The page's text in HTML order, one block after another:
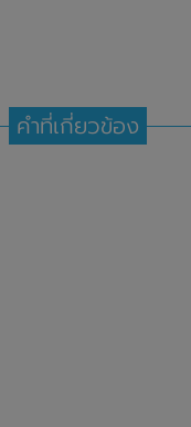
คำที่เกี่ยวข้อง